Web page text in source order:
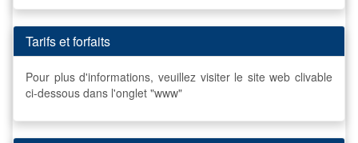
Tarifs et forfaits
Pour plus d'informations, veuillez visiter le site web clivable
ci-dessous dans l'onglet "www"